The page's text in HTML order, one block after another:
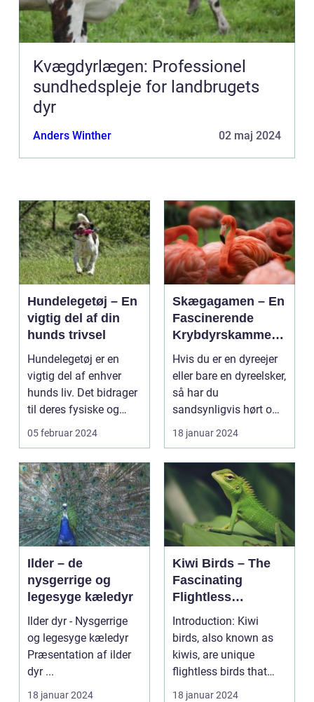
Kvægdyrlægen: Professionel
sundhedspleje for landbrugets
dyr
Anders Winther 02 maj 2024
Hundelegetøj – En
vigtig del af din
hunds trivsel
Hundelegetøj er en
vigtig del af enhver
hunds liv. Det bidrager
til deres fysiske og
mentale trivsel...
05 februar 2024
Skægagamen – En
Fascinerende
Krybdyrskammera
t
Hvis du er en dyreejer
eller bare en dyreelsker,
så har du
sandsynligvis hørt om
skægagamen. Dette
18 januar 2024
Ilder – de
nysgerrige og
legesyge kæledyr
Ilder dyr - Nysgerrige
og legesyge kæledyr
Præsentation af ilder
dyr ...
18 januar 2024
Kiwi Birds – The
Fascinating
Flightless
Wonders of New
Zealand
Introduction: Kiwi
birds, also known as
kiwis, are unique
flightless birds that
have become an icon...
18 januar 2024